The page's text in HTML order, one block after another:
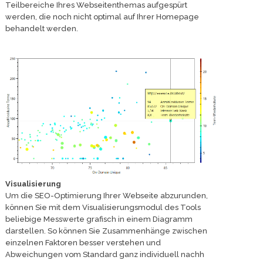
Teilbereiche Ihres Webseitenthemas aufgespürt
werden, die noch nicht optimal auf Ihrer Homepage
behandelt werden.
Visualisierung
Um die SEO-Optimierung Ihrer Webseite abzurunden,
können Sie mit dem Visualisierungsmodul des Tools
beliebige Messwerte grafisch in einem Diagramm
darstellen. So können Sie Zusammenhänge zwischen
einzelnen Faktoren besser verstehen und
Abweichungen vom Standard ganz individuell nachh